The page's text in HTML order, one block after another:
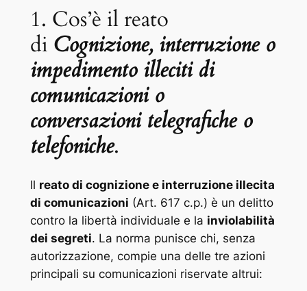
1. Cos’è il reato
di Cognizione, interruzione o
impedimento illeciti di
comunicazioni o
conversazioni telegrafiche o
telefoniche.
Il reato di cognizione e interruzione illecita
di comunicazioni (Art. 617 c.p.) è un delitto
contro la libertà individuale e la inviolabilità
dei segreti. La norma punisce chi, senza
autorizzazione, compie una delle tre azioni
principali su comunicazioni riservate altrui: